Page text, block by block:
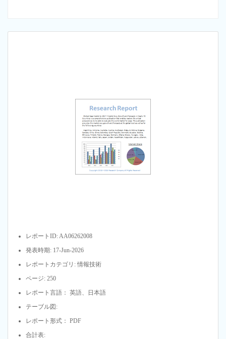
レポートID: AA06262008
発表時期: 17-Jun-2026
レポートカテゴリ: 情報技術
ページ: 250
レポート言語： 英語、日本語
テーブル図:
レポート形式： PDF
合計表: